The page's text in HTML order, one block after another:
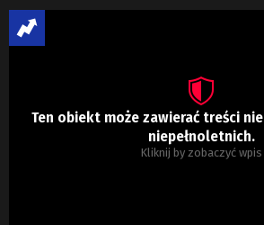
Ten obiekt może zawierać treści
niepełnoletnich.
Kliknij by zobaczyć wpis